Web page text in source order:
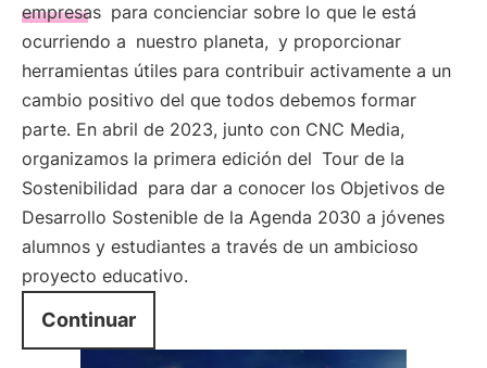
empresas para concienciar sobre lo que le está
ocurriendo a nuestro planeta, y proporcionar
herramientas útiles para contribuir activamente a un
cambio positivo del que todos debemos formar
parte. En abril de 2023, junto con CNC Media,
organizamos la primera edición del Tour de la
Sostenibilidad para dar a conocer los Objetivos de
Desarrollo Sostenible de la Agenda 2030 a jóvenes
alumnos y estudiantes a través de un ambicioso
proyecto educativo.
Continuar